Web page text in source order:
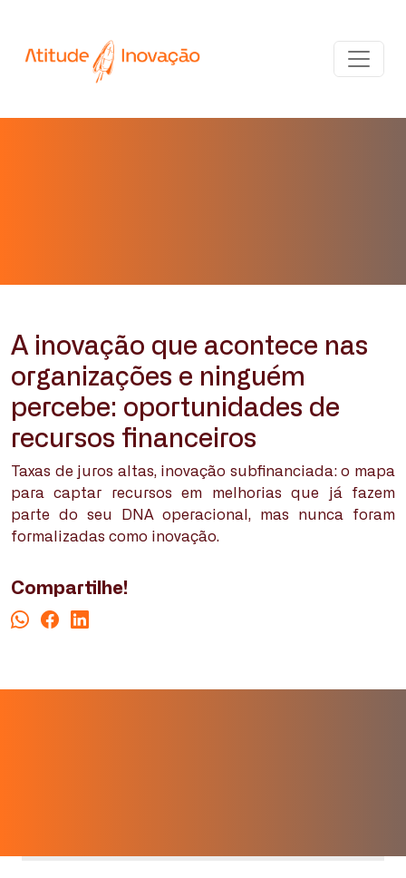
A inovação que acontece nas
organizações e ninguém
percebe: oportunidades de
recursos financeiros
Taxas de juros altas, inovação subfinanciada: o mapa
para captar recursos em melhorias que já fazem
parte do seu DNA operacional, mas nunca foram
formalizadas como inovação.
Compartilhe!